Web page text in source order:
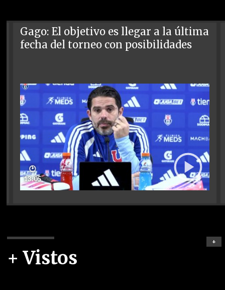
Gago: El objetivo es llegar a la última
fecha del torneo con posibilidades
🕑
13:05
+ Vistos
+